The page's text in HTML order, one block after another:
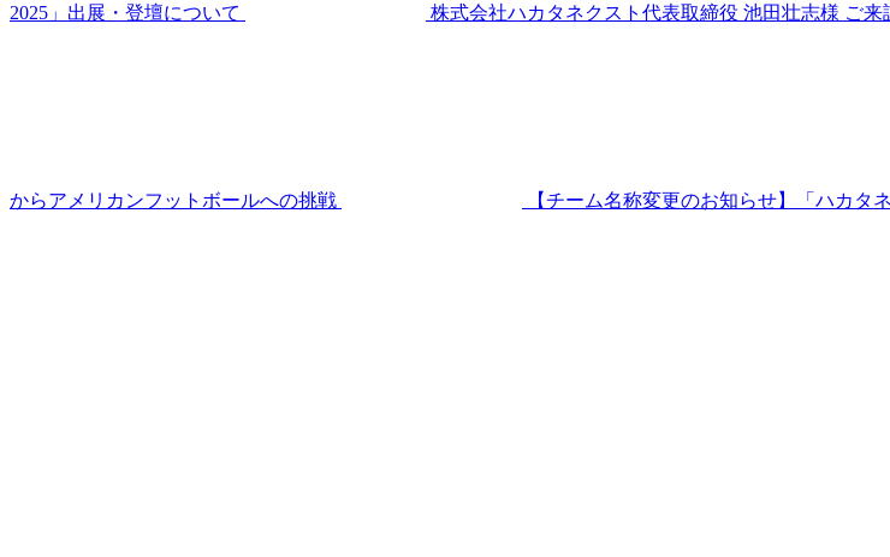
2025」出展・登壇について 株式会社ハカタネクスト代表取締役 池田壮志様 ご来
からアメリカンフットボールへの挑戦 【チーム名称変更のお知らせ】「ハカタ